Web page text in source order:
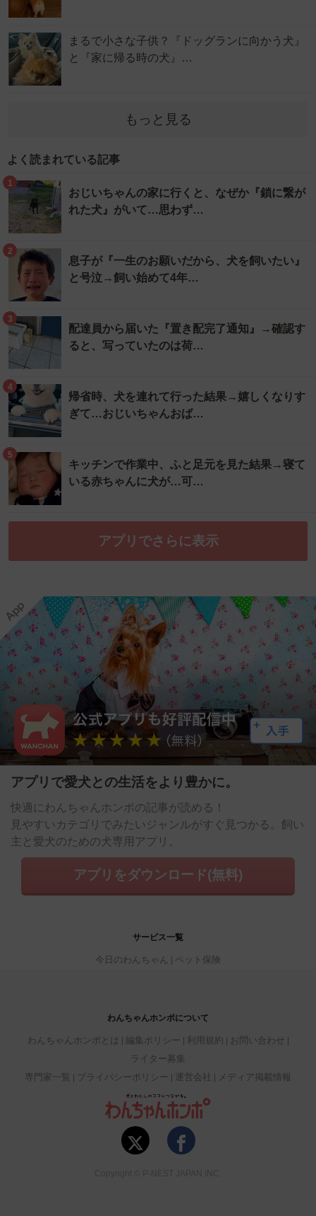
まるで小さな子供？『ドッグランに向かう犬』
と『家に帰る時の犬』…
もっと見る
よく読まれている記事
1
おじいちゃんの家に行くと、なぜか『鎖に繋が
れた犬』がいて…思わず…
2
息子が『一生のお願いだから、犬を飼いたい』
と号泣→飼い始めて4年…
3
配達員から届いた『置き配完了通知』→確認す
ると、写っていたのは荷…
4
帰省時、犬を連れて行った結果→嬉しくなりす
ぎて…おじいちゃんおば…
5
キッチンで作業中、ふと足元を見た結果→寝て
いる赤ちゃんに犬が…可…
アプリでさらに表示
アプリで愛犬との生活をより豊かに。
快適にわんちゃんホンポの記事が読める！
見やすいカテゴリでみたいジャンルがすぐ見つかる。飼い
主と愛犬のための犬専用アプリ。
アプリをダウンロード(無料)
サービス一覧
今日のわんちゃん ペット保険
わんちゃんホンポについて
わんちゃんホンポとは 編集ポリシー 利用規約
お問い合わせ
ライター募集
専門家一覧
プライバシーポリシー 運営会社 メディア掲載情報